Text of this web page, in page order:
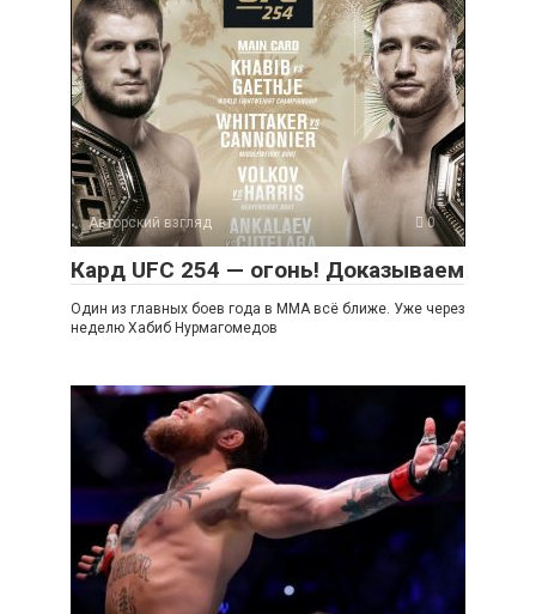
Авторский взгляд 0
Кард UFC 254 — огонь! Доказываем
Один из главных боев года в ММА всё ближе. Уже через
неделю Хабиб Нурмагомедов